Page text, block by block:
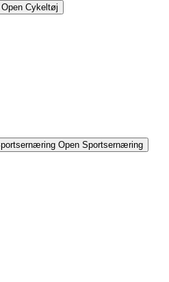
Open Cykeltøj
Open Sportsernæring